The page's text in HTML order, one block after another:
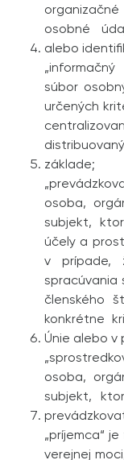
osobné
alebo
súbor
určených
základe;
osoba,
subjekt,
účely a
v prípade,
spracúvania
členského
konkrétne
Únie alebo v
osoba,
subjekt,
„príjemca“
verejnej